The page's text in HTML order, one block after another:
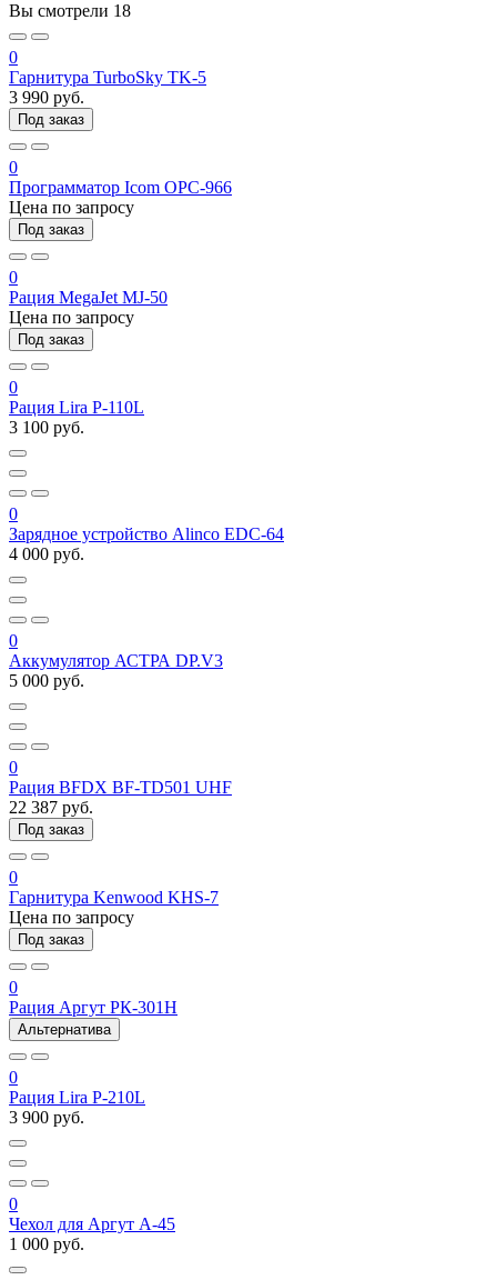
Вы смотрели 18
0
Гарнитура TurboSky TK-5
3 990 руб.
Под заказ
0
Программатор Icom OPC-966
Цена по запросу
Под заказ
0
Рация MegaJet MJ-50
Цена по запросу
Под заказ
0
Рация Lira P-110L
3 100 руб.
0
Зарядное устройство Alinco EDC-64
4 000 руб.
0
Аккумулятор АСТРА DP.V3
5 000 руб.
0
Рация BFDX BF-TD501 UHF
22 387 руб.
Под заказ
0
Гарнитура Kenwood KHS-7
Цена по запросу
Под заказ
0
Рация Аргут РК-301Н
Альтернатива
0
Рация Lira P-210L
3 900 руб.
0
Чехол для Аргут А-45
1 000 руб.